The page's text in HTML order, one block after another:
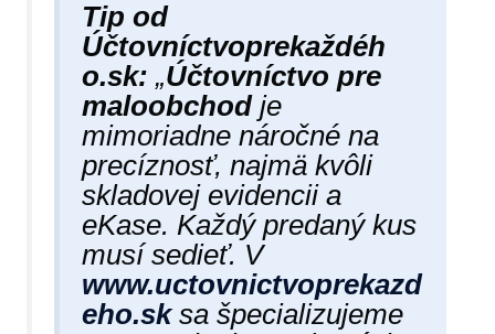
Tip od
Účtovníctvoprekaždéh​
o.sk: „Účtovníctvo pre
maloobchodje
mimoriadne náročné na
precíznosť, najmä kvôli
skladovej evidencii a
eKase. Každý predaný kus
musí sedieť. V
www.uctovnictvoprekazd
eho.sk sa špecializujeme